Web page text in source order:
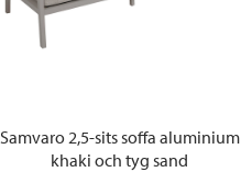
Samvaro 2,5-sits soffa aluminium
khaki och tyg sand